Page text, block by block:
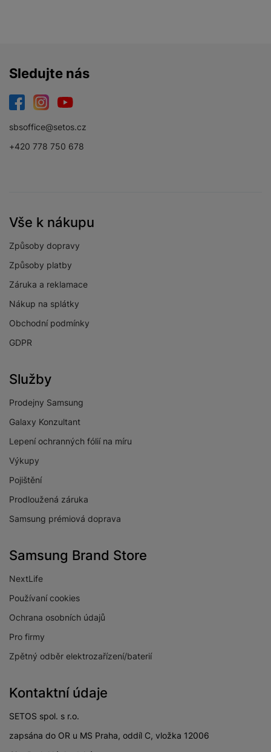
Sledujte nás
sbsoffice@setos.cz
+420 778 750 678
Vše k nákupu
Způsoby dopravy
Způsoby platby
Záruka a reklamace
Nákup na splátky
Obchodní podmínky
GDPR
Služby
Prodejny Samsung
Galaxy Konzultant
Lepení ochranných fólií na míru
Výkupy
Pojištění
Prodloužená záruka
Samsung prémiová doprava
Samsung Brand Store
NextLife
Používaní cookies
Ochrana osobních údajů
Pro firmy
Zpětný odběr elektrozařízení/baterií
Kontaktní údaje
SETOS spol. s r.o.
zapsána do OR u MS Praha, oddíl C, vložka 12006